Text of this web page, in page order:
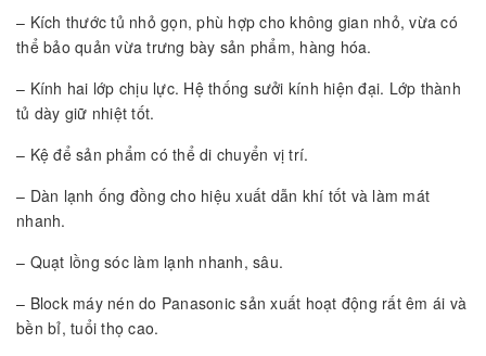
– Kích thước tủ nhỏ gọn, phù hợp cho không gian nhỏ, vừa có
thể bảo quản vừa trưng bày sản phẩm, hàng hóa.
– Kính hai lớp chịu lực. Hệ thống sưởi kính hiện đại. Lớp thành
tủ dày giữ nhiệt tốt.
– Kệ để sản phẩm có thể di chuyển vị trí.
– Dàn lạnh ống đồng cho hiệu xuất dẫn khí tốt và làm mát
nhanh.
– Quạt lồng sóc làm lạnh nhanh, sâu.
– Block máy nén do Panasonic sản xuất hoạt động rất êm ái và
bền bỉ, tuổi thọ cao.